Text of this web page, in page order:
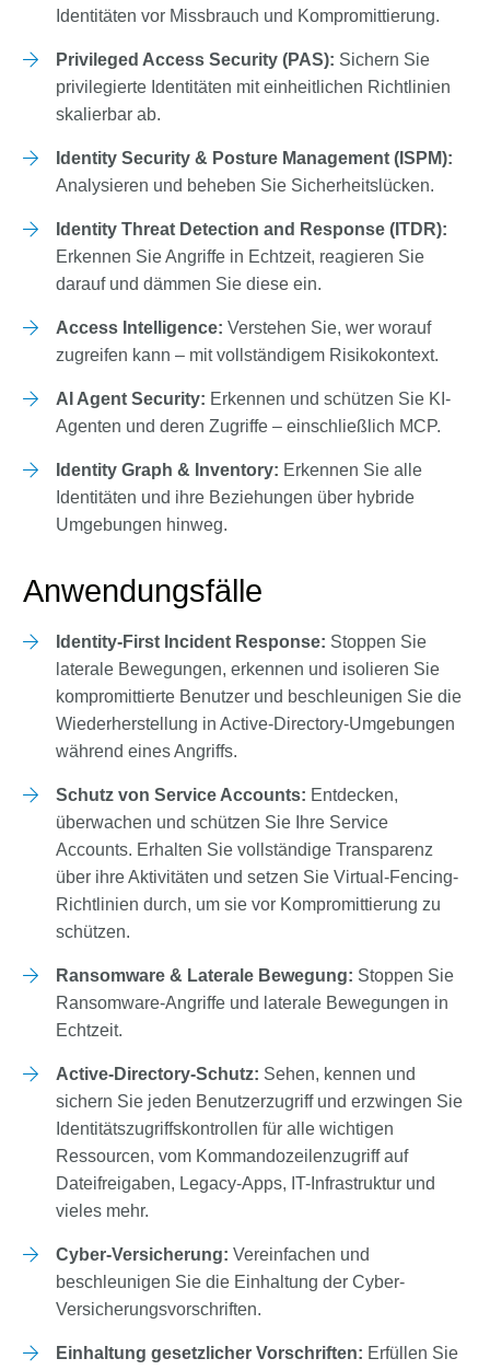
Identitäten vor Missbrauch und Kompromittierung.
Privileged Access Security (PAS): Sichern Sie
privilegierte Identitäten mit einheitlichen Richtlinien
skalierbar ab.
Identity Security & Posture Management (ISPM):
Analysieren und beheben Sie Sicherheitslücken.
Identity Threat Detection and Response (ITDR):
Erkennen Sie Angriffe in Echtzeit, reagieren Sie
darauf und dämmen Sie diese ein.
Access Intelligence: Verstehen Sie, wer worauf
zugreifen kann – mit vollständigem Risikokontext.
AI Agent Security: Erkennen und schützen Sie KI-
Agenten und deren Zugriffe – einschließlich MCP.
Identity Graph & Inventory: Erkennen Sie alle
Identitäten und ihre Beziehungen über hybride
Umgebungen hinweg.
Anwendungsfälle
Identity-First Incident Response: Stoppen Sie
laterale Bewegungen, erkennen und isolieren Sie
kompromittierte Benutzer und beschleunigen Sie die
Wiederherstellung in Active-Directory-Umgebungen
während eines Angriffs.
Schutz von Service Accounts: Entdecken,
überwachen und schützen Sie Ihre Service
Accounts. Erhalten Sie vollständige Transparenz
über ihre Aktivitäten und setzen Sie Virtual-Fencing-
Richtlinien durch, um sie vor Kompromittierung zu
schützen.
Ransomware & Laterale Bewegung: Stoppen Sie
Ransomware-Angriffe und laterale Bewegungen in
Echtzeit.
Active-Directory-Schutz: Sehen, kennen und
sichern Sie jeden Benutzerzugriff und erzwingen Sie
Identitätszugriffskontrollen für alle wichtigen
Ressourcen, vom Kommandozeilenzugriff auf
Dateifreigaben, Legacy-Apps, IT-Infrastruktur und
vieles mehr.
Cyber-Versicherung: Vereinfachen und
beschleunigen Sie die Einhaltung der Cyber-
Versicherungsvorschriften.
Einhaltung gesetzlicher Vorschriften: Erfüllen Sie